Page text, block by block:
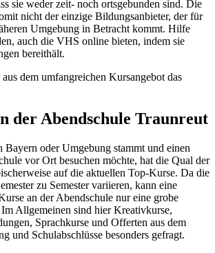
sie weder zeit- noch ortsgebunden sind. Die
nicht der einzige Bildungsanbieter, der für
Umgebung in Betracht kommt. Hilfe
auch die VHS online bieten, indem sie
bereithält.
dem umfangreichen Kursangebot das
der Abendschule Traunreut
Bayern oder Umgebung stammt und einen
vor Ort besuchen möchte, hat die Qual der
auf die aktuellen Top-Kurse. Da die
zu Semester variieren, kann eine
an der Abendschule nur eine grobe
Allgemeinen sind hier Kreativkurse,
Sprachkurse und Offerten aus dem
und Schulabschlüsse besonders gefragt.